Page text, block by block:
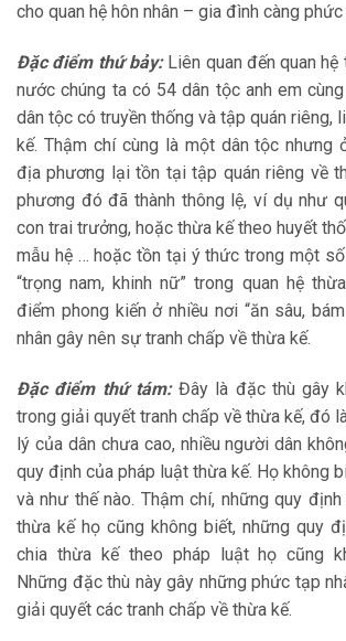
cho quan hệ hôn nhân – gia đình càng phức
Đặc điểm thứ bảy:Liên quan đến quan hệ
nước chúng ta có 54 dân tộc anh em
dân tộc có truyền thống và tập quán riêng,
kế. Thậm chí cùng là một dân tộc nhưng
địa phương lại tồn tại tập quán riêng về
phương đó đã thành thông lệ, ví dụ như
con trai trưởng, hoặc thừa kế theo huyết
mẫu hệ … hoặc tồn tại ý thức trong một
“trọng nam, khinh nữ” trong quan hệ
điểm phong kiến ở nhiều nơi “ăn sâu,
nhân gây nên sự tranh chấp về thừa kế.
Đặc điểm thứ tám:Đây là đặc thù gây
trong giải quyết tranh chấp về thừa kế, đó
lý của dân chưa cao, nhiều người dân
quy định của pháp luật thừa kế. Họ không
và như thế nào. Thậm chí, những quy
thừa kế họ cũng không biết, những quy
chia thừa kế theo pháp luật họ cũng
Những đặc thù này gây những phức tạp
giải quyết các tranh chấp về thừa kế.